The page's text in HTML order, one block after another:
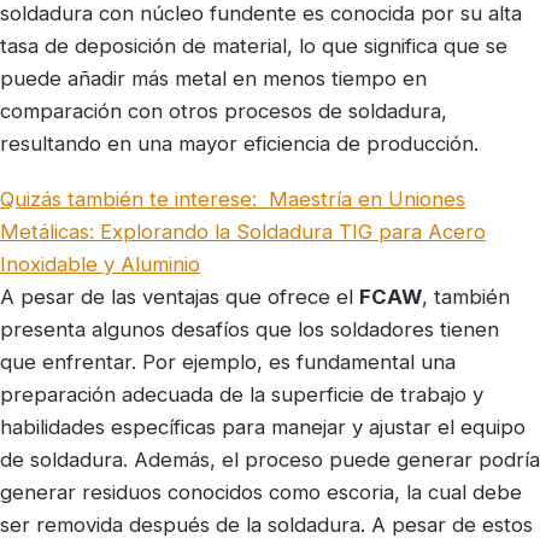
soldadura con núcleo fundente es conocida por su alta
tasa de deposición de material, lo que significa que se
puede añadir más metal en menos tiempo en
comparación con otros procesos de soldadura,
resultando en una mayor eficiencia de producción.
Quizás también te interese: Maestría en Uniones
Metálicas: Explorando la Soldadura TIG para Acero
Inoxidable y Aluminio
A pesar de las ventajas que ofrece el FCAW, también
presenta algunos desafíos que los soldadores tienen
que enfrentar. Por ejemplo, es fundamental una
preparación adecuada de la superficie de trabajo y
habilidades específicas para manejar y ajustar el equipo
de soldadura. Además, el proceso puede generar podría
generar residuos conocidos como escoria, la cual debe
ser removida después de la soldadura. A pesar de estos